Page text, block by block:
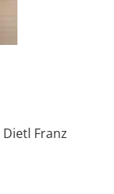
Dietl Franz